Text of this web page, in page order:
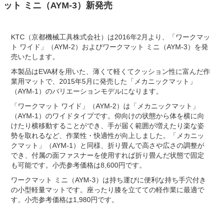
ット ミニ（AYM-3）新発売
KTC（京都機械工具株式会社）は2016年2月より、「ワークマッ
ト ワイド」（AYM-2）およびワークマット ミニ（AYM-3）を発
売いたします。
本製品はEVA材を用いた、薄くて軽くてクッション性に富んだ作
業用マットで、2015年5月に発売した「メカニックマット」
（AYM-1）のバリエーションモデルになります。
「ワークマット ワイド」（AYM-2）は「メカニックマット」
（AYM-1）のワイドタイプです。仰向けの状態から体を横に向
けたり横移動することができ、手が届く範囲が増えたり楽な姿
勢を取れるなど、作業性・快適性が向上しました。「メカニッ
クマット」（AYM-1）と同様、折り畳んで高さや広さの調整が
でき、付属の面ファスナーを使用すれば折り畳んだ状態で固定
も可能です。小売参考価格は8,600円です。
ワークマット ミニ（AYM-3）は持ち運びに便利な持ち手穴付き
の小型軽量マットです。座ったり膝を立てての軽作業に最適で
す。小売参考価格は1,980円です。